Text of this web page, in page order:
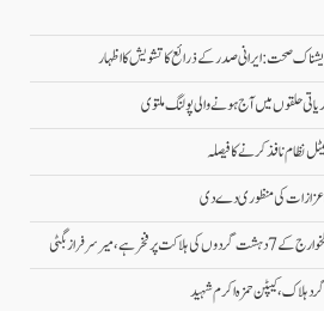
صحت: ایرانی صدر کے ذرائع کا تشویش کا اظہار
اعزازات کی منظوری دے دی
میر سرفراز بگٹی